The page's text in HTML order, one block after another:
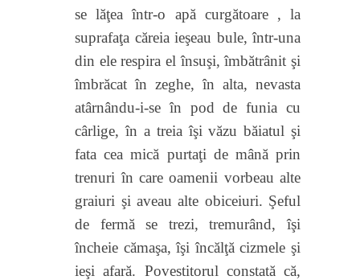
se lăţea într-o apă curgătoare , la
suprafaţa căreia ieşeau bule, într-una
din ele respira el însuşi, îmbătrânit şi
îmbrăcat în zeghe,în alta, nevasta
atârnându-i-se în pod de funia cu
cârlige, în a treia îşi văzu băiatul şi
fata cea mică purtaţi de mână prin
trenuri în care oamenii vorbeau alte
graiuri şi aveau alte obiceiuri. Şeful
de fermă se trezi, tremurând, îşi
încheie cămaşa, îşi încălţă cizmele şi
ieşi afară. Povestitorul constată că,